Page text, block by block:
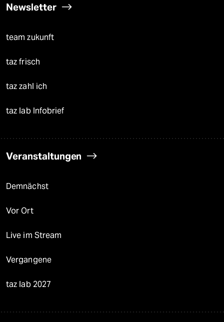
Newsletter
team zukunft
taz frisch
taz zahl ich
taz lab Infobrief
Veranstaltungen
Demnächst
Vor Ort
Live im Stream
Vergangene
taz lab 2027